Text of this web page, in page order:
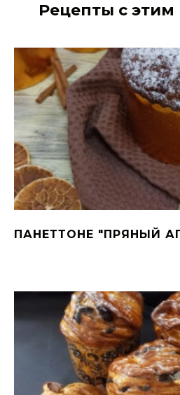
Рецепты с
ПАНЕТТОНЕ "ПРЯНЫЙ